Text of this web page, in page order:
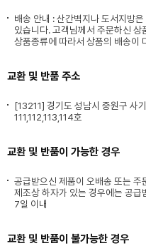
배송 안내 : 산간벽지나 도서지방
있습니다. 고객님께서 주문하신 상
상품종류에 따라서 상품의 배송이
교환 및 반품 주소
[13211] 경기도 성남시 중원구 사
111,112,113,114호
교환 및 반품이 가능한 경우
공급받으신 제품이 오배송 또는
제조상 하자가 있는 경우에는 공
7일 이내
교환 및 반품이 불가능한 경우